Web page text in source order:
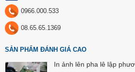
0966.000.533
08.65.65.1369
SẢN PHẨM ĐÁNH GIÁ CAO
In ảnh lên pha lê lập